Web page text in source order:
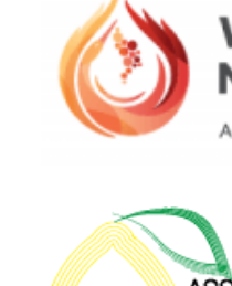
National Office of
Moldova